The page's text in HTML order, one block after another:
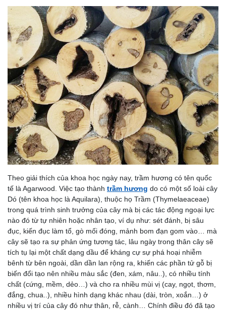
Theo giải thích của khoa học ngày nay, trầm hương có tên quốc
tế là Agarwood. Việc tạo thành trầm hương do có một số loài cây
Dó (tên khoa học là Aquilara), thuộc họ Trầm (Thymelaeaceae)
trong quá trình sinh trưởng của cây mà bị các tác động ngoại lực
nào đó từ tự nhiên hoặc nhân tạo, ví dụ như: sét đánh, bị sâu
đục, kiến đục làm tổ, gò mối đóng, mảnh bom đạn gom vào… mà
cây sẽ tạo ra sự phản ứng tương tác, lâu ngày trong thân cây sẽ
tích tụ lại một chất dạng dầu để kháng cự sự phá hoại nhiễm
bênh từ bên ngoài, dần dần lan rộng ra, khiến các phần tử gỗ bị
biến đổi tạo nên nhiều màu sắc (đen, xám, nâu..), có nhiều tính
chất (cứng, mềm, dẻo…) và cho ra nhiều mùi vị (cay, ngọt, thơm,
đắng, chua..), nhiều hình dạng khác nhau (dài, tròn, xoắn…) ở
nhiều vị trí của cây đó như thân, rễ, cành… Chính điều đó đã tạo